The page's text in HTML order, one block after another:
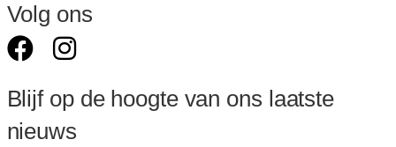
Volg ons
Blijf op de hoogte van ons laatste
nieuws